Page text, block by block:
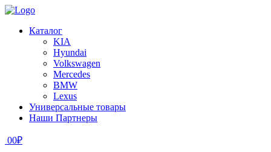
Каталог
KIA
Hyundai
Volkswagen
Mercedes
BMW
Lexus
Универсальные товары
Наши Партнеры
00₽